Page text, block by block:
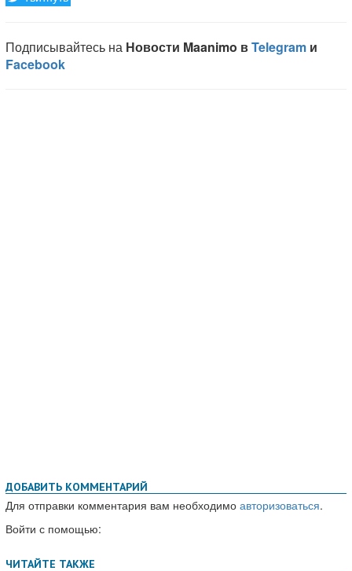
ДОБАВИТЬ КОММЕНТАРИЙ
Для отправки комментария вам необходимо авторизоваться.
Войти с помощью: